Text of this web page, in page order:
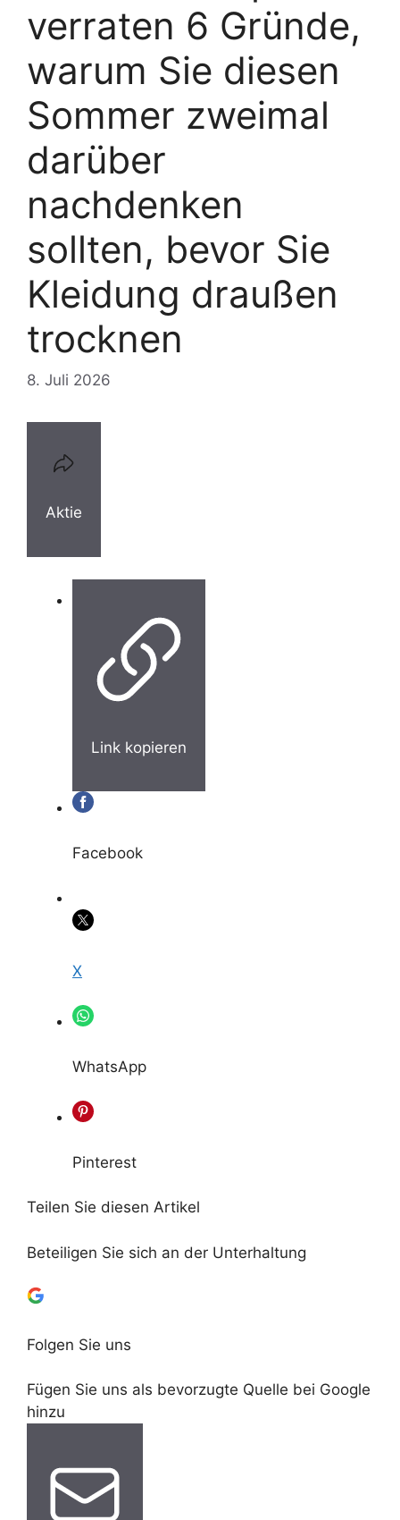
verraten 6 Gründe,
warum Sie diesen
Sommer zweimal
darüber
nachdenken
sollten, bevor Sie
Kleidung draußen
trocknen
8. Juli 2026
Aktie
Link kopieren
Facebook
X
WhatsApp
Pinterest
Teilen Sie diesen Artikel
Beteiligen Sie sich an der Unterhaltung
Folgen Sie uns
Fügen Sie uns als bevorzugte Quelle bei Google
hinzu